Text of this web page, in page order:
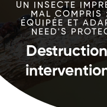
UN INSECTE
MAL COMPRIS
ÉQUIPÉE ET
NEED'S